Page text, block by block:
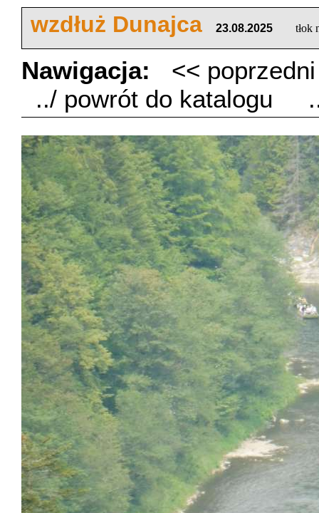
wzdłuż Dunajca 23.08.2025 tłok
Nawigacja:
<<
../ powrót do katalogu